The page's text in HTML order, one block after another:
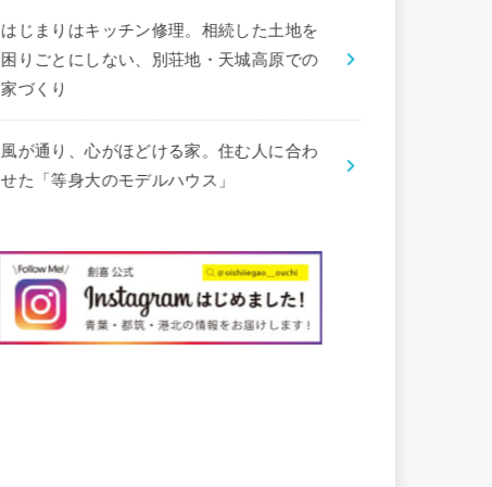
はじまりはキッチン修理。相続した土地を
困りごとにしない、別荘地・天城高原での
家づくり
風が通り、心がほどける家。住む人に合わ
せた「等身大のモデルハウス」